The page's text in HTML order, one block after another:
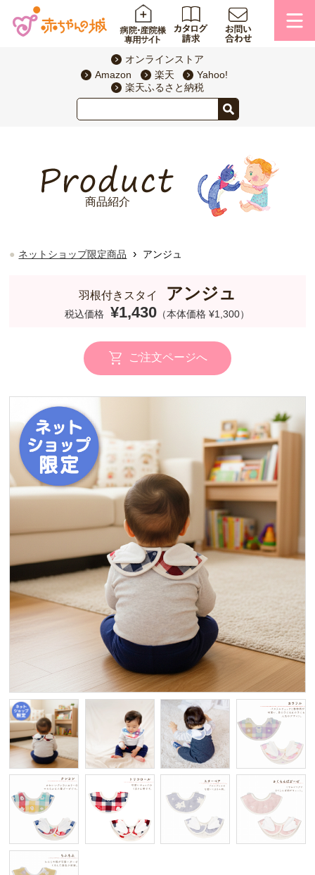
オンラインストア
Amazon
楽天
Yahoo!
楽天ふるさと納税
商品紹介
ネットショップ限定商品 › アンジュ
羽根付きスタイ アンジュ
税込価格 ¥1,430 （本体価格 ¥1,300）
ご注文ページへ